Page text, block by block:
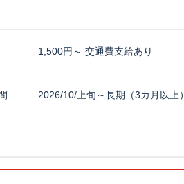
1,500円～ 交通費支給あり
2026/10/上旬～長期（3カ月以上）